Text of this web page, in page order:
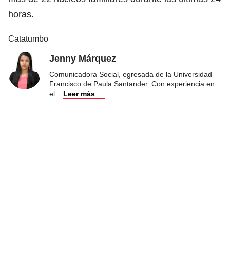
horas.
Catatumbo
Jenny Márquez
Comunicadora Social, egresada de la Universidad
Francisco de Paula Santander. Con experiencia en
el
Leer más